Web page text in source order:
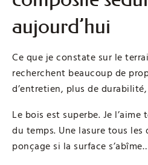
aujourd’hui
Ce que je constate sur le
recherchent beaucoup de
d’entretien, plus de
Le bois est superbe. Je
du temps. Une lasure tous
ponçage si la surface